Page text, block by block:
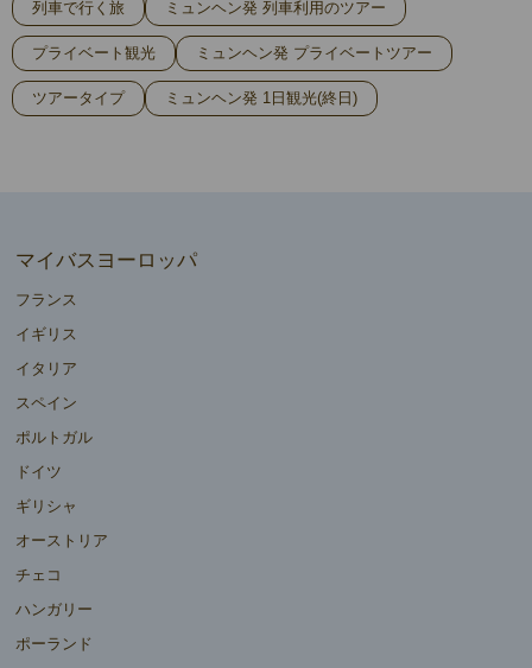
列車で行く旅 ミュンヘン発 列車利用のツアー
プライベート観光 ミュンヘン発 プライベートツアー
ツアータイプ ミュンヘン発 1日観光(終日)
マイバスヨーロッパ
フランス
イギリス
イタリア
スペイン
ポルトガル
ドイツ
ギリシャ
オーストリア
チェコ
ハンガリー
ポーランド